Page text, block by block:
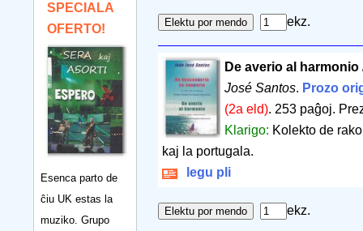
SPECIALA
OFERTO!
Esenca parto de
ĉiu UK estas la
muziko. Grupo
ekz.
De averio al
José Santos. Prozo
(2a eld). 253 paĝoj.
Klarigo: Kolekto de
kaj la portugala.
legu pli
ekz.